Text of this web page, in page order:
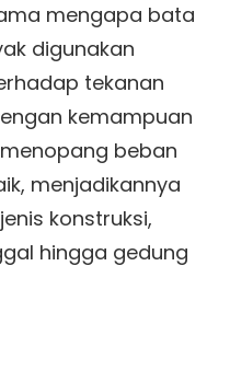
mengapa bata
digunakan
tekanan
kemampuan
beban
menjadikannya
konstruksi,
hingga gedung